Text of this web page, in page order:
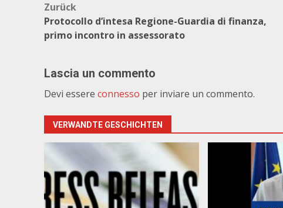
Beitragsnavigation
Zurück
Protocollo d’intesa Regione-Guardia di finanza,
primo incontro in assessorato
Lascia un commento
Devi essere connesso per inviare un commento.
VERWANDTE GESCHICHTEN